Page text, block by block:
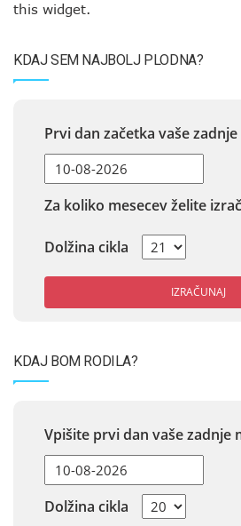
this widget.
KDAJ SEM NAJBOLJ PLODNA?
Prvi dan začetka vaše
Za koliko mesecev želite
Dolžina cikla
IZRAČUNAJ
KDAJ BOM RODILA?
Vpišite prvi dan vaše zadnje
Dolžina cikla